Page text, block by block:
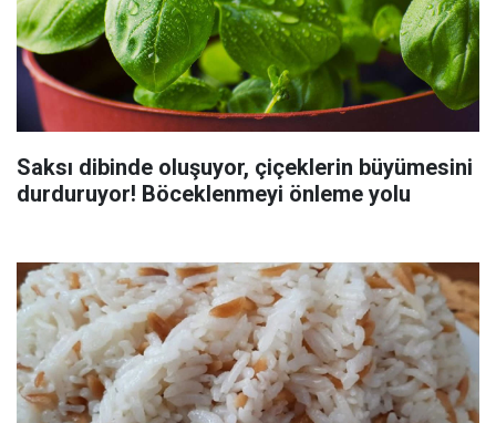
Saksı dibinde oluşuyor, çiçeklerin büyümesini
durduruyor! Böceklenmeyi önleme yolu